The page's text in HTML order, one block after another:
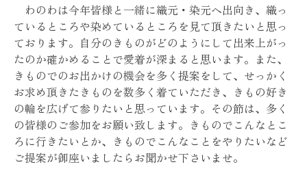
わのわは今年皆様と一緒に織元・染元へ出向き、織っ
ているところや染めているところを見て頂きたいと思っ
ております。自分のきものがどのようにして出来上がっ
たのか確かめることで愛着が深まると思います。また、
きものでのお出かけの機会を多く提案をして、せっかく
お求め頂きたきものを数多く着ていただき、きもの好き
の輪を広げて参りたいと思っています。その節は、多く
の皆様のご参加をお願い致します。きものでこんなとこ
ろに行きたいとか、きものでこんなことをやりたいなど
ご提案が御座いましたらお聞かせ下さいませ。